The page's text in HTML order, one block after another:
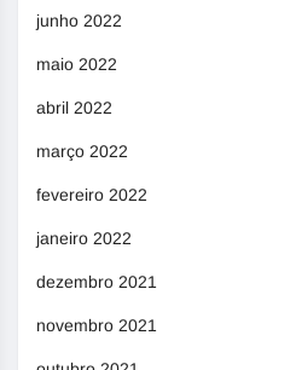
junho 2022
maio 2022
abril 2022
março 2022
fevereiro 2022
janeiro 2022
dezembro 2021
novembro 2021